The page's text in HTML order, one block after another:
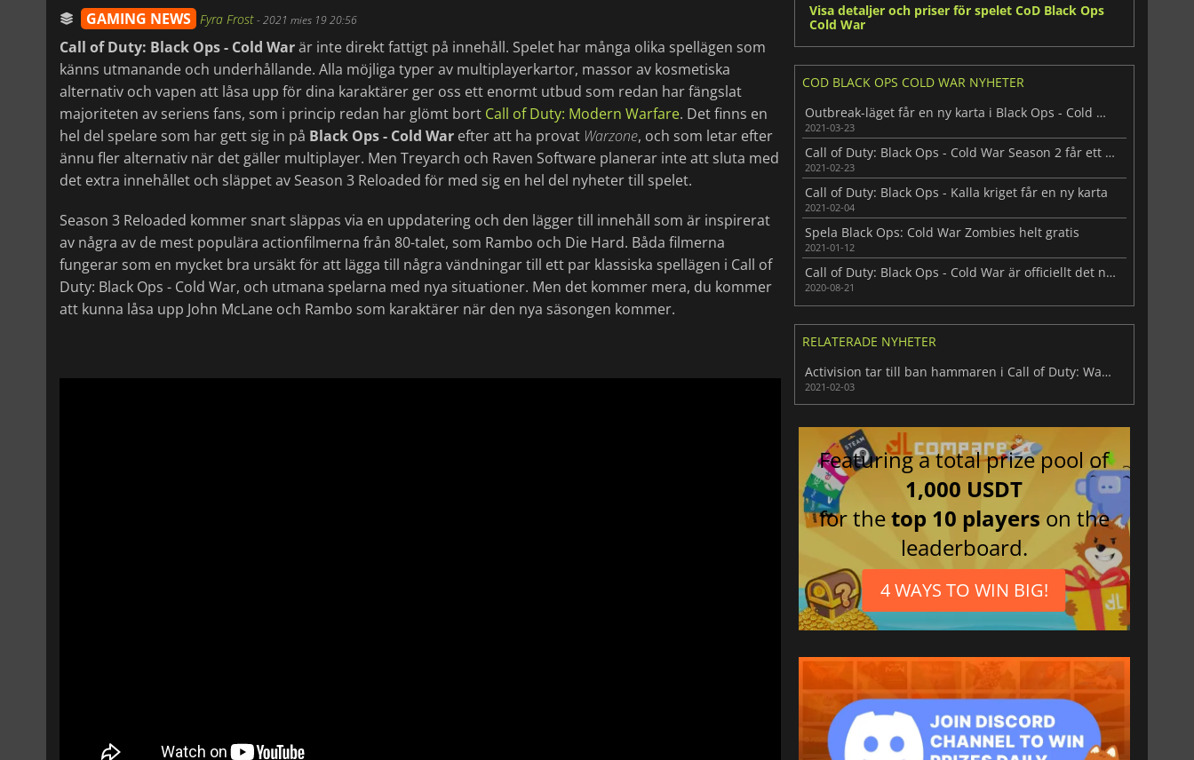
GAMING NEWS Fyra Frost-2021 mies 19 20:56
Call of Duty: Black Ops - Cold Warär inte direkt fattigt på innehåll. Spelet har många olika spellägen som
känns utmanande och underhållande. Alla möjliga typer av multiplayerkartor, massor av kosmetiska
alternativ och vapen att låsa upp för dina karaktärer ger oss ett enormt utbud som redan har fängslat
majoriteten av seriens fans, som i princip redan har glömt bort Call of Duty: Modern Warfare. Det finns en
hel del spelare som har gett sig in på Black Ops - Cold War efter att ha provat Warzone, och som letar efter
ännu fler alternativ när det gäller multiplayer. Men Treyarch och Raven Software planerar inte att sluta med
det extra innehållet och släppet av Season 3 Reloaded för med sig en hel del nyheter till spelet.
Season 3 Reloaded kommer snart släppas via en uppdatering och den lägger till innehåll som är inspirerat
av några av de mest populära actionfilmerna från 80-talet, som Rambo och Die Hard. Båda filmerna
fungerar som en mycket bra ursäkt för att lägga till några vändningar till ett par klassiska spellägen i Call of
Duty: Black Ops - Cold War, och utmana spelarna med nya situationer. Men det kommer mera, du kommer
att kunna låsa upp John McLane och Rambo som karaktärer när den nya säsongen kommer.
Visa detaljer och priser för spelet CoD Black Ops
Cold War
COD BLACK OPS COLD WAR NYHETER
Outbreak-läget får en ny karta i Black Ops - Cold War
2021-03-23
Call of Duty: Black Ops - Cold War Season 2 får ett nytt Zombie-läge
2021-02-23
Call of Duty: Black Ops - Kalla kriget får en ny karta
2021-02-04
Spela Black Ops: Cold War Zombies helt gratis
2021-01-12
Call of Duty: Black Ops - Cold War är officiellt det nya spelet i serien
2020-08-21
RELATERADE NYHETER
Activision tar till ban hammaren i Call of Duty: Warzone
2021-02-03
Featuring a total prize pool of
1,000 USDT
for thetop 10 players on the
leaderboard.
4 WAYS TO WIN BIG!